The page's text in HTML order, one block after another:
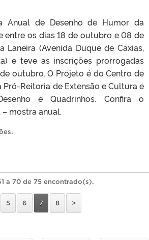
Anual de Desenho de Humor da
entre os dias 18 de outubro e 08 de
Laneira (Avenida Duque de Caxias,
e teve as inscrições prorrogadas
outubro. O Projeto é do Centro de
Reitoria de Extensão e Cultura e
e Quadrinhos. Confira o
mostra anual.
.
a 70 de 75 encontrado(s).
5 6 7 8 >